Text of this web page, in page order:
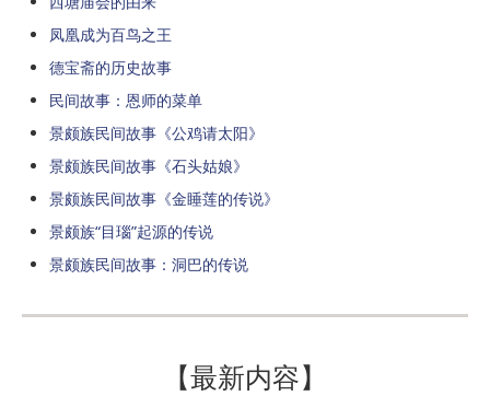
凤凰成为百鸟之王
德宝斋的历史故事
民间故事：恩师的菜单
景颇族民间故事《公鸡请太阳》
景颇族民间故事《石头姑娘》
景颇族民间故事《金睡莲的传说》
景颇族“目瑙”起源的传说
景颇族民间故事：洞巴的传说
【最新内容】